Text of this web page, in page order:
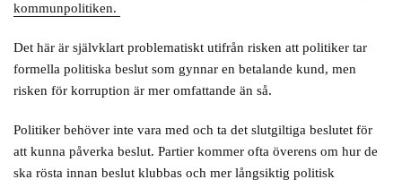
kommunpolitiken.
Det här är självklart problematiskt utifrån risken att politiker tar
formella politiska beslut som gynnar en betalande kund, men
risken för korruption är mer omfattande än så.
Politiker behöver inte vara med och ta det slutgiltiga beslutet för
att kunna påverka beslut. Partier kommer ofta överens om hur de
ska rösta innan beslut klubbas och mer långsiktig politisk